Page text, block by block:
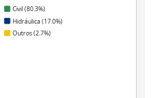
Civil (80.3%)
Hidráulica (17.0%)
Outros (2.7%)